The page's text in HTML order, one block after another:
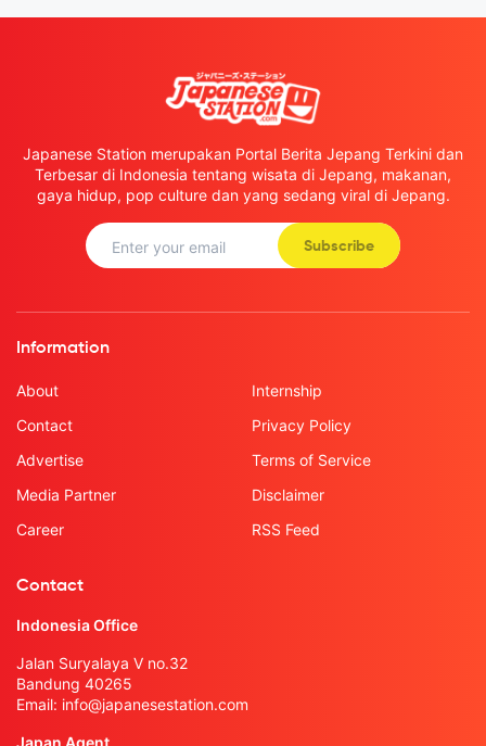
Japanese Station merupakan Portal Berita Jepang Terkini dan
Terbesar di Indonesia tentang wisata di Jepang, makanan,
gaya hidup, pop culture dan yang sedang viral di Jepang.
Subscribe
Information
About
Contact
Advertise
Media Partner
Career
Internship
Privacy Policy
Terms of Service
Disclaimer
RSS Feed
Contact
Indonesia Office
Jalan Suryalaya V no.32
Bandung 40265
Email: info@japanesestation.com